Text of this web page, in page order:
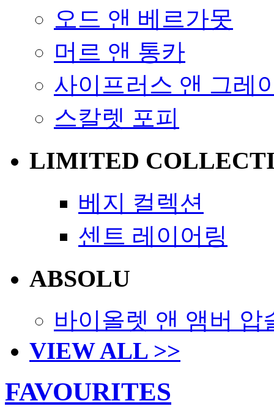
오드 앤 베르가못
머르 앤 통카
사이프러스 앤 그레
스칼렛 포피
LIMITED
베지 컬렉션
센트 레이어링
ABSOLU
바이올렛 앤 앰버 압
VIEW ALL >>
FAVOURITES